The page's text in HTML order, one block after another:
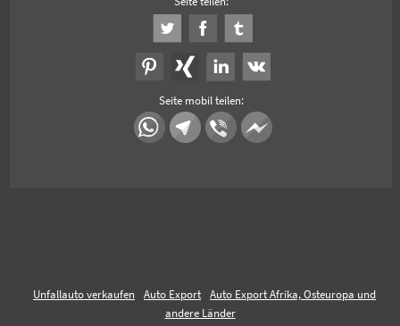
Seite mobil teilen:
Unfallauto verkaufen Auto Export
Auto Export Afrika, Osteuropa und
andere Länder